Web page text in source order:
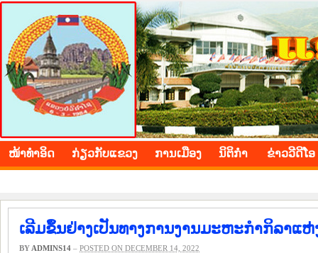
BOLIKHAMXAY PROVINCE
ໜ້າ​ທຳ​ອິດ ​ກ່ຽວ​ກັບ​ແຂວງ ​ການ​ເມືອງ ນິ​ຕິ​ກຳ ຂ່າວ​ວີ​ດີ​ໂອ
ເລີມຂຶ້ນຢ່າງເປັນທາງການງານມະຫະກຳກິລາແ
BY ADMINS14 – POSTED ON DECEMBER 14, 2022